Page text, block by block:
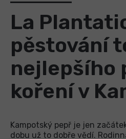
La
pěstování
nejlepšího
koření v
Kampotský pepř je jen
dobu už to dobře vědí.